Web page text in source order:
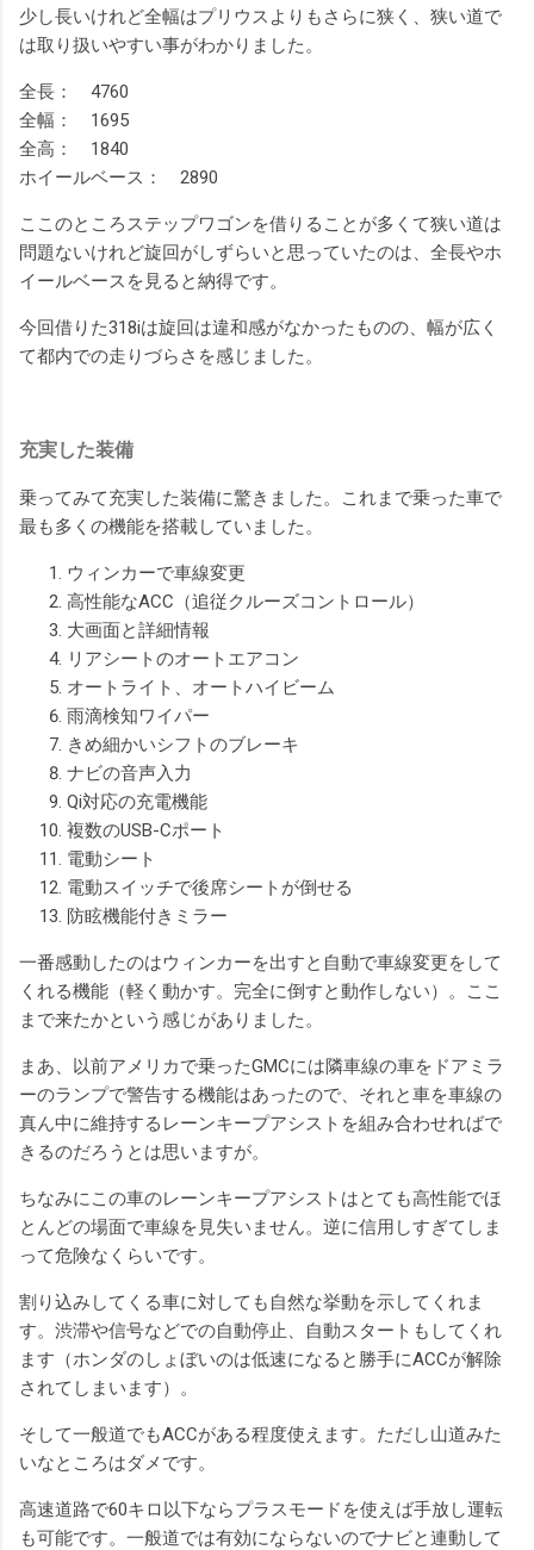
少し長いけれど全幅はプリウスよりもさらに狭く、狭い道で
は取り扱いやすい事がわかりました。
全長： 4760
全幅： 1695
全高： 1840
ホイールベース： 2890
ここのところステップワゴンを借りることが多くて狭い道は
問題ないけれど旋回がしずらいと思っていたのは、全長やホ
イールベースを見ると納得です。
今回借りた318iは旋回は違和感がなかったものの、幅が広く
て都内での走りづらさを感じました。
充実した装備
乗ってみて充実した装備に驚きました。これまで乗った車で
最も多くの機能を搭載していました。
ウィンカーで車線変更
高性能なACC（追従クルーズコントロール）
大画面と詳細情報
リアシートのオートエアコン
オートライト、オートハイビーム
雨滴検知ワイパー
きめ細かいシフトのブレーキ
ナビの音声入力
Qi対応の充電機能
複数のUSB-Cポート
電動シート
電動スイッチで後席シートが倒せる
防眩機能付きミラー
一番感動したのはウィンカーを出すと自動で車線変更をして
くれる機能（軽く動かす。完全に倒すと動作しない）。ここ
まで来たかという感じがありました。
まあ、以前アメリカで乗ったGMCには隣車線の車をドアミラ
ーのランプで警告する機能はあったので、それと車を車線の
真ん中に維持するレーンキープアシストを組み合わせればで
きるのだろうとは思いますが。
ちなみにこの車のレーンキープアシストはとても高性能でほ
とんどの場面で車線を見失いません。逆に信用しすぎてしま
って危険なくらいです。
割り込みしてくる車に対しても自然な挙動を示してくれま
す。渋滞や信号などでの自動停止、自動スタートもしてくれ
ます（ホンダのしょぼいのは低速になると勝手にACCが解除
されてしまいます）。
そして一般道でもACCがある程度使えます。ただし山道みた
いなところはダメです。
高速道路で60キロ以下ならプラスモードを使えば手放し運転
も可能です。一般道では有効にならないのでナビと連動して